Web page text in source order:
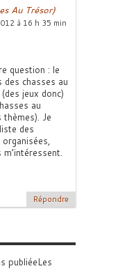
Au Trésor)
à 16 h 35 min
question : le
chasses au
jeux donc)
au
Je
des
Répondre
publiéeLes